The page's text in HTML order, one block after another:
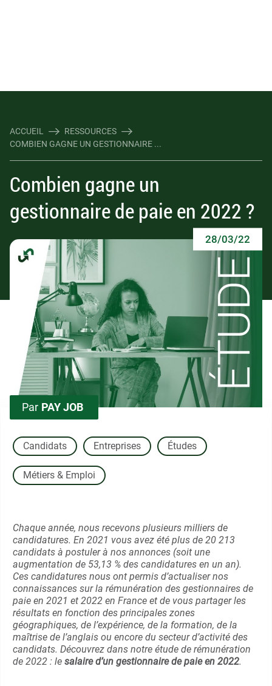
ACCUEIL
RESSOURCES
COMBIEN GAGNE UN GESTIONNAIRE ...
Combien gagne un
gestionnaire de paie en 2022 ?
28/03/22
Par PAY JOB
Candidats Entreprises Études
Métiers & Emploi
Chaque année, nous recevons plusieurs milliers de
candidatures. En 2021 vous avez été plus de 20 213
candidats à postuler à nos annonces (soit une
augmentation de 53,13 % des candidatures en un an).
Ces candidatures nous ont permis d’actualiser nos
connaissances sur la rémunération des gestionnaires de
paie en 2021 et 2022 en France et de vous partager les
résultats en fonction des principales zones
géographiques, de l’expérience, de la formation, de la
maîtrise de l’anglais ou encore du secteur d’activité des
candidats. Découvrez dans notre étude de rémunération
de 2022 : le salaire d’un gestionnaire de paie en 2022.